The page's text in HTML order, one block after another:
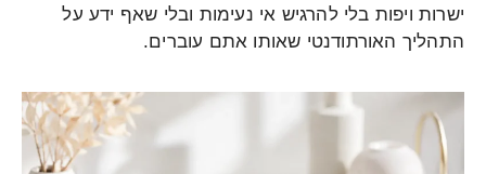
ישרות ויפות בלי להרגיש אי נעימות ובלי שאף ידע על
התהליך האורתודנטי שאותו אתם עוברים.